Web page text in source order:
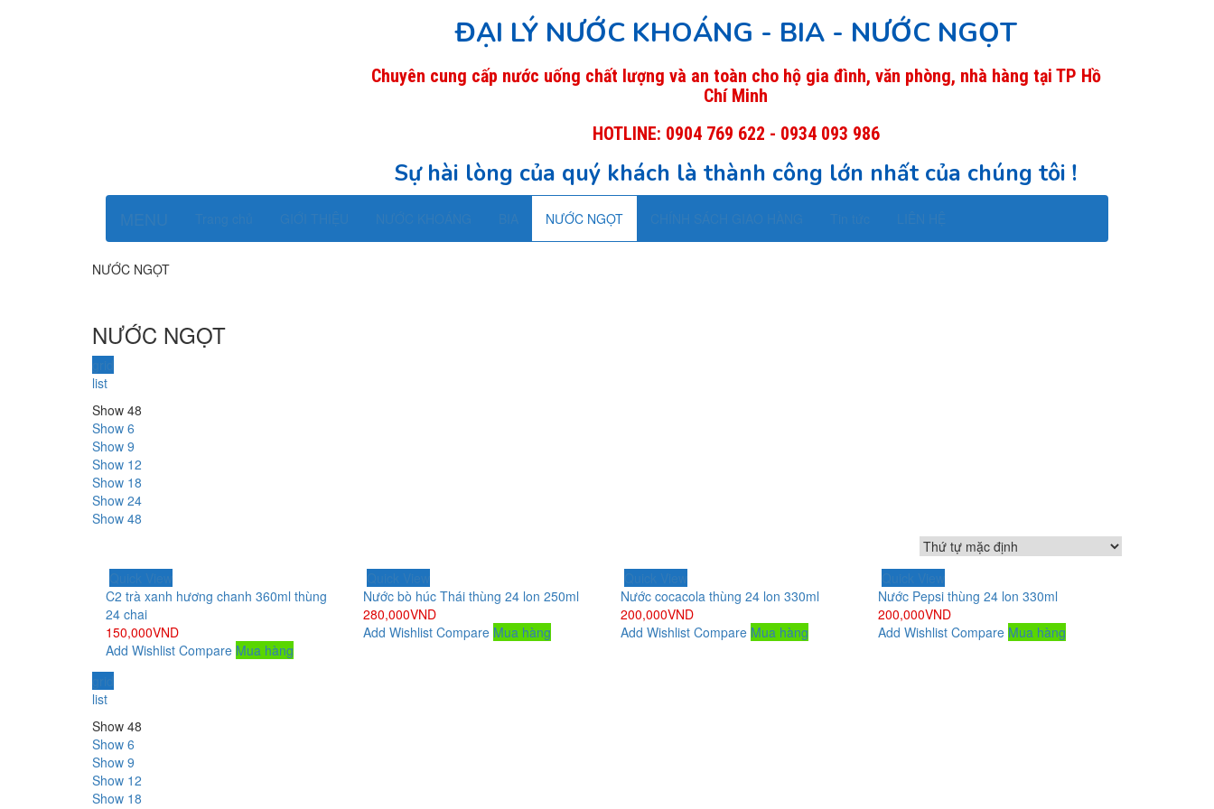
ĐẠI LÝ NƯỚC KHOÁNG - BIA - NƯỚC NGỌT
Chuyên cung cấp nước uống chất lượng và an toàn cho hộ gia đình, văn phòng, nhà hàng tại TP Hồ
Chí Minh
HOTLINE: 0904 769 622 - 0934 093 986
Sự hài lòng của quý khách là thành công lớn nhất của chúng tôi !
NƯỚC NGỌT
NƯỚC NGỌT
NƯỚC NGỌT
list
Show 48
Show 6
Show 9
Show 12
Show 18
Show 24
Show 48
C2 trà xanh hương chanh 360ml thùng
24 chai
150,000VND
Add Wishlist Compare Mua hàng
Nước bò húc Thái thùng 24 lon 250ml
280,000VND
Add Wishlist Compare Mua hàng
Nước cocacola thùng 24 lon 330ml
200,000VND
Add Wishlist Compare Mua hàng
Nước Pepsi thùng 24 lon 330ml
200,000VND
Add Wishlist Compare Mua hàng
list
Show 48
Show 6
Show 9
Show 12
Show 18